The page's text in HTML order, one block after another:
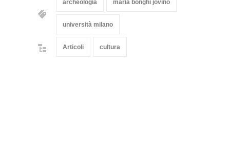
archeologia maria bonghi jovino
università milano
Articoli cultura